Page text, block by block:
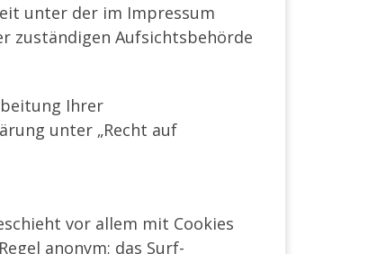
unter der im Impressum
zuständigen Aufsichtsbehörde
Ihrer
unter „Recht auf
vor allem mit Cookies
anonym; das Surf-